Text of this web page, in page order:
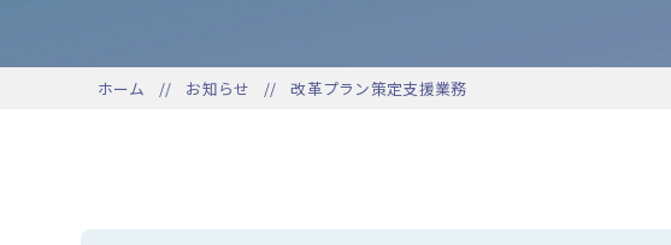
ホーム お知らせ 改革プラン策定支援業務